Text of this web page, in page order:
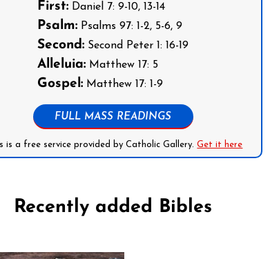
First: Daniel 7: 9-10, 13-14
Psalm: Psalms 97: 1-2, 5-6, 9
Second: Second Peter 1: 16-19
Alleluia: Matthew 17: 5
Gospel: Matthew 17: 1-9
FULL MASS READINGS
is a free service provided by Catholic Gallery.Get it here
Recently added Bibles